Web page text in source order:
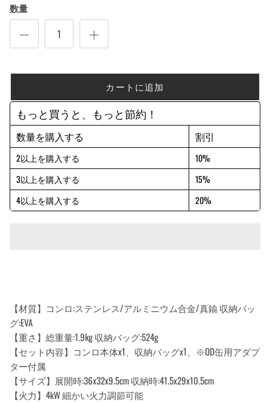
数量
カートに追加
もっと買うと、もっと節約！
数量を購入する 割引
2以上を購入する
10%
3以上を購入する
15%
4以上を購入する
20%
【材質】コンロ:ステンレス/アルミニウム合金/真鍮 収納バッ
グ:EVA
【重さ】総重量:1.9kg 収納バッグ:524g
【セット内容】コンロ本体x1、収納バッグx1、※OD缶用アダプ
ター付属
【サイズ】展開時:36x32x9.5cm 収納時:41.5x29x10.5cm
【火力】4kW 細かい火力調節可能